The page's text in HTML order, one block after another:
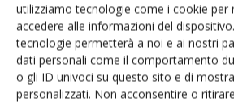
utilizziamo tecnologie come i cookie per
accedere alle informazioni del
tecnologie permetterà a noi e ai nostri
dati personali come il comportamento
o gli ID univoci su questo sito e di
personalizzati. Non acconsentire o